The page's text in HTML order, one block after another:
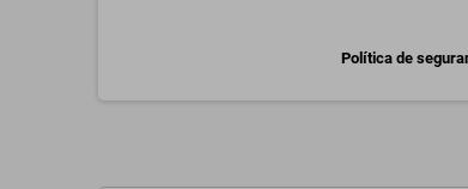
Política de